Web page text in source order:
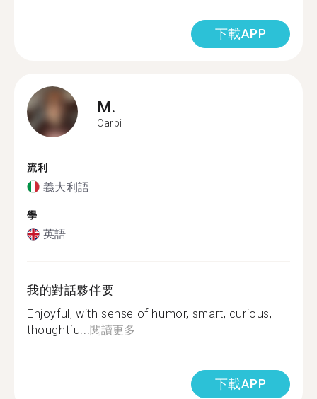
下載APP
M.
Carpi
流利
義大利語
學
英語
我的對話夥伴要
Enjoyful, with sense of humor, smart, curious,
thoughtfu...閱讀更多
下載APP